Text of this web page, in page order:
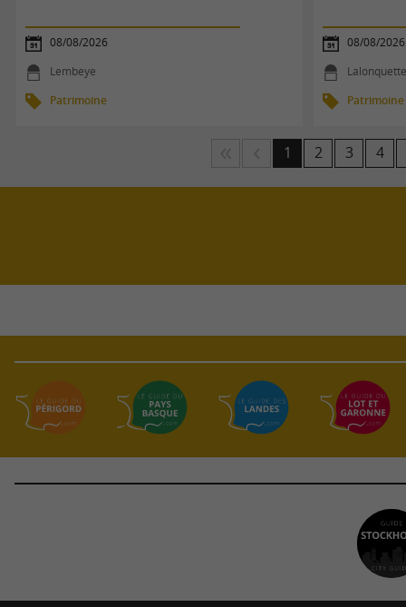
08/08/2026
Lembeye
Patrimoine
08/08/2026
Lalonquette
Patrimoine
1 2 3 4